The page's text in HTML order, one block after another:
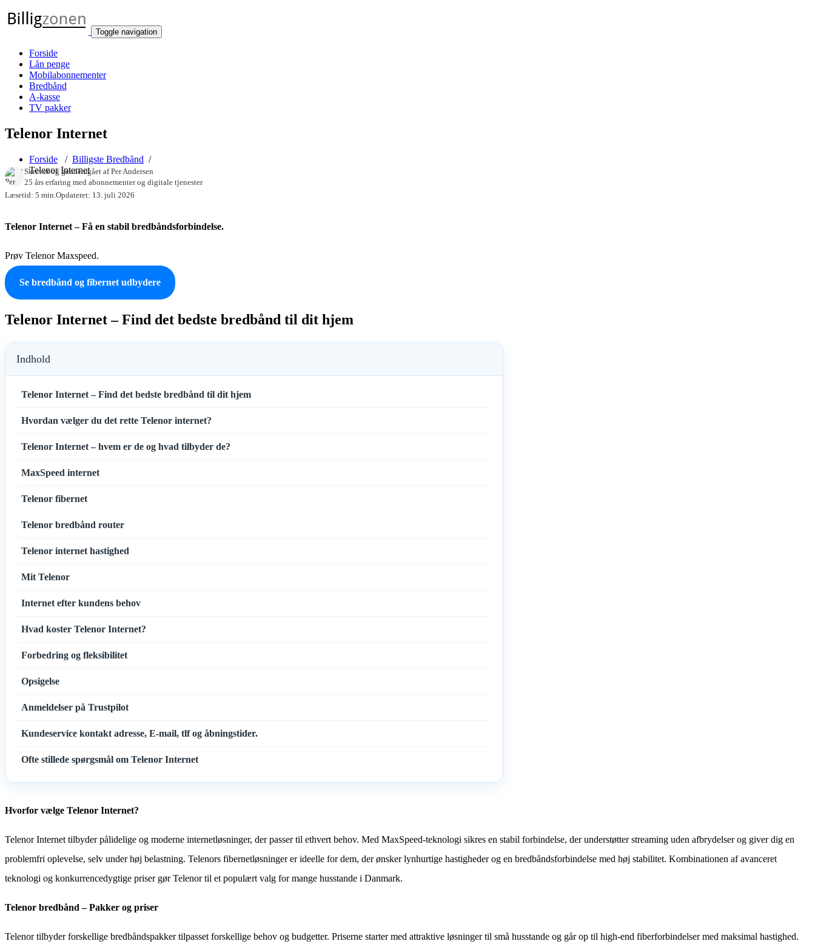
Toggle navigation
Forside
Lån penge
Mobilabonnementer
Bredbånd
A-kasse
TV pakker
Telenor Internet
Forside / Billigste Bredbånd /
Telenor Internet
Skrevet og gennemgået afPer Andersen
25 års erfaring med abonnementer og digitale tjenester
Læsetid: 5 min. Opdateret: 13. juli 2026
Telenor Internet – Få en stabil bredbåndsforbindelse.
Prøv Telenor Maxspeed.
Se bredbånd og fibernet udbydere
Telenor Internet – Find det bedste bredbånd til dit hjem
Indhold
Telenor Internet – Find det bedste bredbånd til dit hjem
Hvordan vælger du det rette Telenor internet?
Telenor Internet – hvem er de og hvad tilbyder de?
MaxSpeed internet
Telenor fibernet
Telenor bredbånd router
Telenor internet hastighed
Mit Telenor
Internet efter kundens behov
Hvad koster Telenor Internet?
Forbedring og fleksibilitet
Opsigelse
Anmeldelser på Trustpilot
Kundeservice kontakt adresse, E-mail, tlf og åbningstider.
Ofte stillede spørgsmål om Telenor Internet
Hvorfor vælge Telenor Internet?
Telenor Internet tilbyder pålidelige og moderne internetløsninger, der passer til ethvert behov. Med MaxSpeed-teknologi sikres en stabil forbindelse, der understøtter streaming uden afbrydelser og giver dig en
problemfri oplevelse, selv under høj belastning. Telenors fibernetløsninger er ideelle for dem, der ønsker lynhurtige hastigheder og en bredbåndsforbindelse med høj stabilitet. Kombinationen af avanceret
teknologi og konkurrencedygtige priser gør Telenor til et populært valg for mange husstande i Danmark.
Telenor bredbånd – Pakker og priser
Telenor tilbyder forskellige bredbåndspakker tilpasset forskellige behov og budgetter. Priserne starter med attraktive løsninger til små husstande og går op til high-end fiberforbindelser med maksimal hastighed.